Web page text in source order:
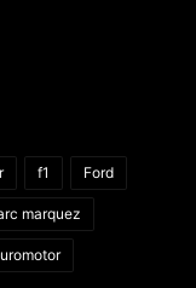
f1 Ford
marquez